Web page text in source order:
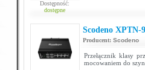
Dostępność:
dostępne
Scodeno XPTN-
Producent: Scodeno
Przełącznik klasy
mocowaniem do